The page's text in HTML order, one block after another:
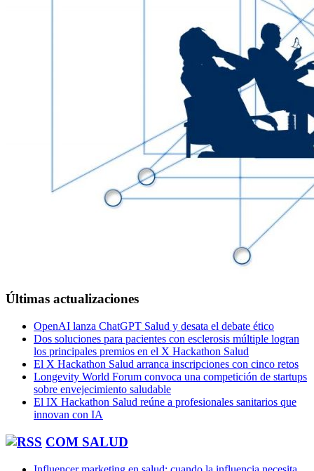
Últimas actualizaciones
OpenAI lanza ChatGPT Salud y desata el debate ético
Dos soluciones para pacientes con esclerosis múltiple logran
los principales premios en el X Hackathon Salud
El X Hackathon Salud arranca inscripciones con cinco retos
Longevity World Forum convoca una competición de startups
sobre envejecimiento saludable
El IX Hackathon Salud reúne a profesionales sanitarios que
innovan con IA
COM SALUD